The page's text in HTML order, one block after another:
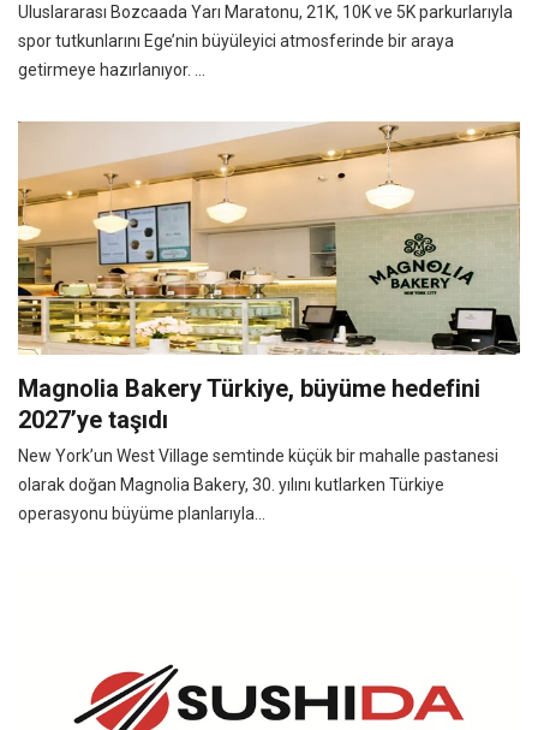
Uluslararası Bozcaada Yarı Maratonu, 21K, 10K ve 5K parkurlarıyla
spor tutkunlarını Ege’nin büyüleyici atmosferinde bir araya
getirmeye hazırlanıyor. ...
Magnolia Bakery Türkiye, büyüme hedefini
2027’ye taşıdı
New York’un West Village semtinde küçük bir mahalle pastanesi
olarak doğan Magnolia Bakery, 30. yılını kutlarken Türkiye
operasyonu büyüme planlarıyla...